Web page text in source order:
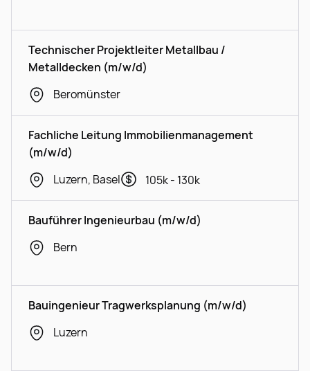
Technischer Projektleiter Metallbau /
Metalldecken (m/w/d)
Beromünster
Fachliche Leitung Immobilienmanagement
(m/w/d)
Luzern, Basel
105k - 130k
Bauführer Ingenieurbau (m/w/d)
Bern
Bauingenieur Tragwerksplanung (m/w/d)
Luzern